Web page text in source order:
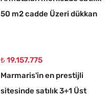
50 m2 cadde Üzeri dükkan
₺ 19.157.775
Marmaris'in en prestijli
sitesinde satılık 3+1 Üst